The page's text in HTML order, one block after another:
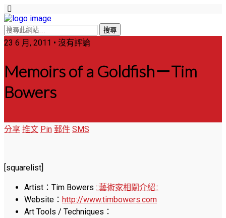
23 6 月, 2011 • 沒有評論
Memoirs of a Goldfish－Tim
Bowers
分享 推文 Pin 郵件 SMS
[squarelist]
Artist：Tim Bowers ::藝術家相關介紹::
Website： http://www.timbowers.com
Art Tools / Techniques：